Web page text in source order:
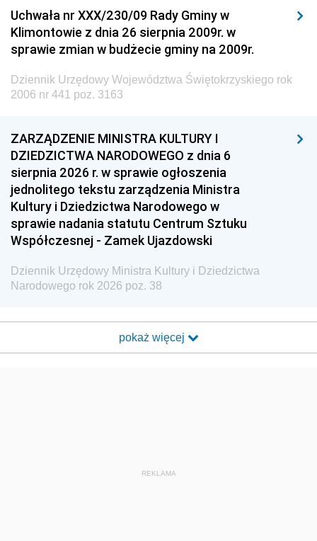
Uchwała nr XXX/230/09 Rady Gminy w
Klimontowie z dnia 26 sierpnia 2009r. w
sprawie zmian w budżecie gminy na 2009r.
Dziennik Urzędowy Województwa Świętokrzyskiego rok
2006 nr 441 poz. 3163
ZARZĄDZENIE MINISTRA KULTURY I
DZIEDZICTWA NARODOWEGO z dnia 6
sierpnia 2026 r. w sprawie ogłoszenia
jednolitego tekstu zarządzenia Ministra
Kultury i Dziedzictwa Narodowego w
sprawie nadania statutu Centrum Sztuku
Współczesnej - Zamek Ujazdowski
Dziennik Urzędowy Ministra Kultury i Dziedzictwa
Narodowego rok 2026 poz. 38
pokaż więcej
REKLAMA